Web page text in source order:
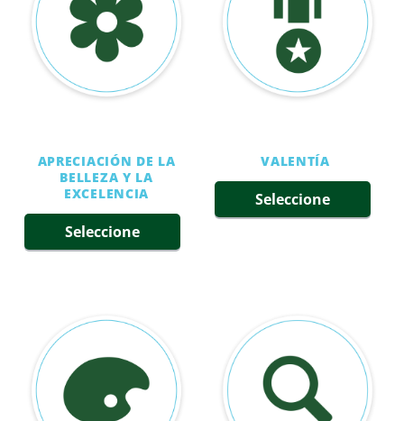
APRECIACIÓN DE LA
BELLEZA Y LA
EXCELENCIA
Seleccione
VALENTÍA
Seleccione